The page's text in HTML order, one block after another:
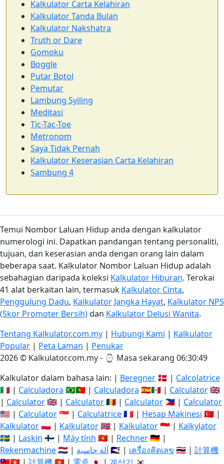
Kalkulator Carta Kelahiran
Kalkulator Tanda Bulan
Kalkulator Nakshatra
Truth or Dare
Gomoku
Boggle
Putar Botol
Pemutar
Lambung Syiling
Meditasi
Tic-Tac-Toe
Metronom
Saya Tidak Pernah
Kalkulator Keserasian Carta Kelahiran
Sambung 4
Temui Nombor Laluan Hidup anda dengan kalkulator
numerologi ini. Dapatkan pandangan tentang personaliti,
tujuan, dan keserasian anda dengan orang lain dalam
beberapa saat. Kalkulator Nombor Laluan Hidup adalah
sebahagian daripada koleksi Kalkulator Hiburan. Terokai
41 alat berkaitan lain, termasuk Kalkulator Cinta,
Penggulung Dadu, Kalkulator Jangka Hayat, Kalkulator NPS
(Skor Promoter Bersih)dan Kalkulator Delusi Wanita.
Tentang Kalkulator.com.my | Hubungi Kami | Kalkulator
Popular | Peta Laman | Penukar
2026 © Kalkulator.com.my - ⌚ Masa sekarang 06:30:50
Kalkulator dalam bahasa lain: | Beregner 🇩🇰 | Calcolatrice
🇮🇹 | Calculadora 🇧🇷🇵🇹 | Calculadora 🇪🇸🇲🇽 | Calculator🇬🇧
| Calculator🇬🇧 | Calculator🇷🇴 | Calculator 🇵🇭 | Calculator
🇺🇸 | Calculator🇸🇬 | Calculatrice🇫🇷 | Hesap Makinesi 🇹🇷 |
Kalkulator🇵🇱 | Kalkulator🇳🇴 | Kalkulator🇮🇩 | Kalkylator
🇸🇪 | Laskin 🇫🇮 | Máy tính 🇻🇳 | Rechner🇩🇪 |
Rekenmachine🇳🇱 | آلة حاسبة🇸🇦 | เครื่องคิดเลข 🇹🇭 | 計算機